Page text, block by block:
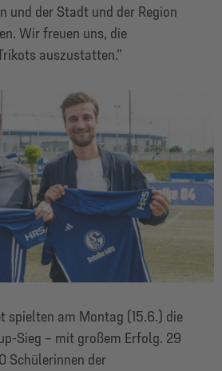
und der Stadt und der Region
Wir freuen uns, die
auszustatten.”
spielten am Montag (15.6.) die
Sieg – mit großem Erfolg. 29
Schülerinnen der